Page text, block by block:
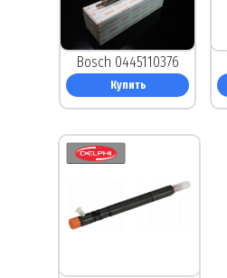
Купить
Bosch 0445110376